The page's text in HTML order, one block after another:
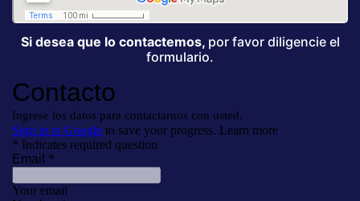
Si desea que lo contactemos, por favor diligencie el
formulario.